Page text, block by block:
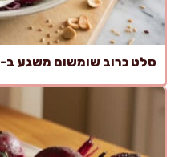
סלט כרוב שומשום משגע ב-15 דקות, בלי מיונז בכלל